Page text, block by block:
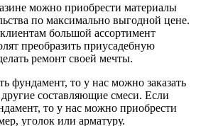
можно приобрести материалы
по максимально выгодной цене.
большой ассортимент
преобразить приусадебную
ремонт своей мечты.
фундамент, то у нас можно заказать
составляющие смеси. Если
то у нас можно приобрести
уголок или арматуру.